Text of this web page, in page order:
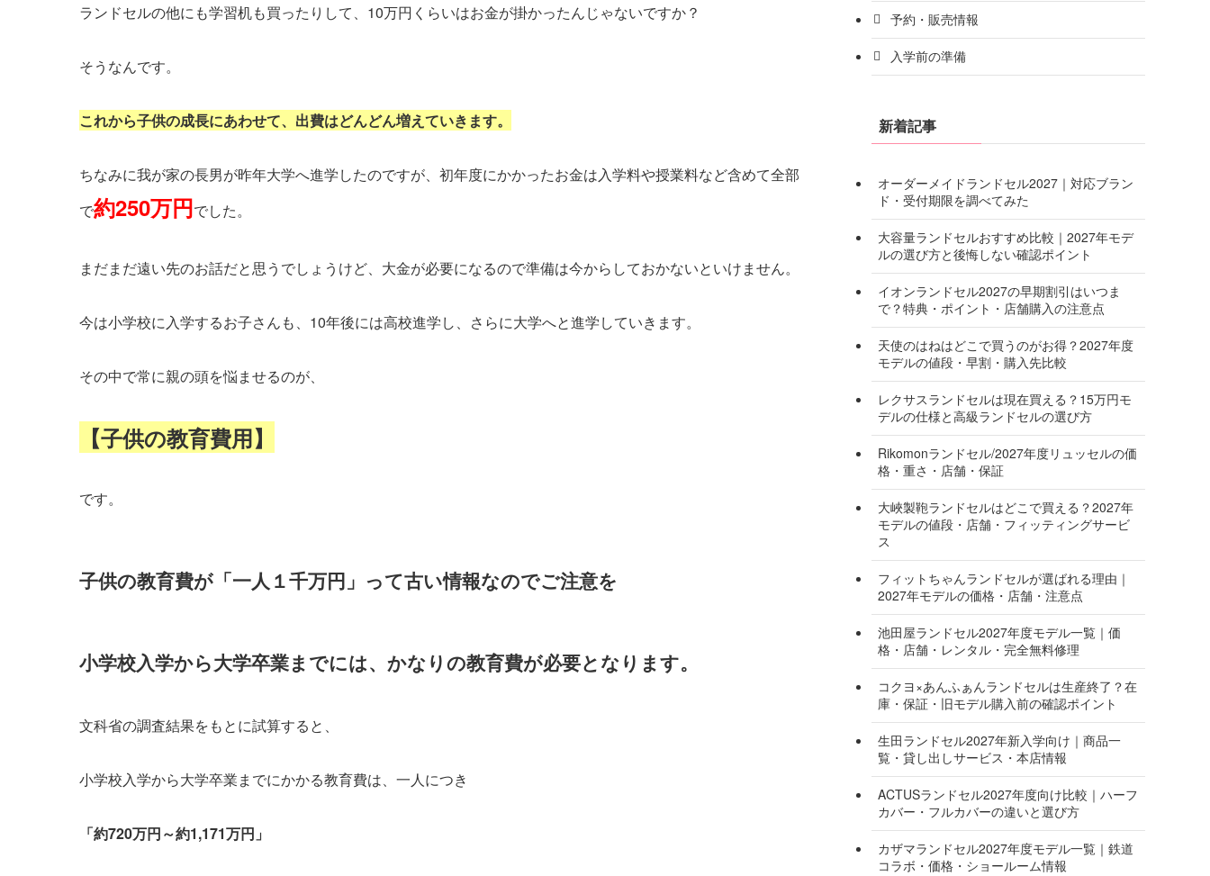
ランドセルの他にも学習机も買ったりして、10万円くらいはお金が掛かったんじゃないですか？
そうなんです。
これから子供の成長にあわせて、出費はどんどん増えていきます。
ちなみに我が家の長男が昨年大学へ進学したのですが、初年度にかかったお金は入学料や授業料など含めて全部
で約250万円でした。
まだまだ遠い先のお話だと思うでしょうけど、大金が必要になるので準備は今からしておかないといけません。
今は小学校に入学するお子さんも、10年後には高校進学し、さらに大学へと進学していきます。
その中で常に親の頭を悩ませるのが、
【子供の教育費用】
です。
子供の教育費が「一人１千万円」って古い情報なのでご注意を
小学校入学から大学卒業までには、かなりの教育費が必要となります。
文科省の調査結果をもとに試算すると、
小学校入学から大学卒業までにかかる教育費は、一人につき
「約720万円～約1,171万円」
予約・販売情報
入学前の準備
新着記事
オーダーメイドランドセル2027｜対応ブラン
ド・受付期限を調べてみた
大容量ランドセルおすすめ比較｜2027年モデ
ルの選び方と後悔しない確認ポイント
イオンランドセル2027の早期割引はいつま
で？特典・ポイント・店舗購入の注意点
天使のはねはどこで買うのがお得？2027年度
モデルの値段・早割・購入先比較
レクサスランドセルは現在買える？15万円モ
デルの仕様と高級ランドセルの選び方
Rikomonランドセル/2027年度リュッセルの価
格・重さ・店舗・保証
大峽製鞄ランドセルはどこで買える？2027年
モデルの値段・店舗・フィッティングサービ
ス
フィットちゃんランドセルが選ばれる理由｜
2027年モデルの価格・店舗・注意点
池田屋ランドセル2027年度モデル一覧｜価
格・店舗・レンタル・完全無料修理
コクヨ×あんふぁんランドセルは生産終了？在
庫・保証・旧モデル購入前の確認ポイント
生田ランドセル2027年新入学向け｜商品一
覧・貸し出しサービス・本店情報
ACTUSランドセル2027年度向け比較｜ハーフ
カバー・フルカバーの違いと選び方
カザマランドセル2027年度モデル一覧｜鉄道
コラボ・価格・ショールーム情報